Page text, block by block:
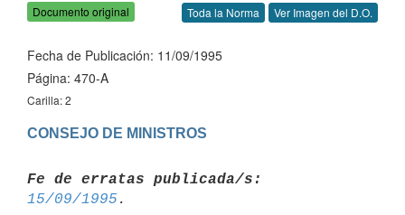
Documento original Toda la Norma Ver Imagen del D.O.
Fecha de Publicación: 11/09/1995
Página: 470-A
Carilla: 2
Fe de erratas publicada/s:
15/09/1995